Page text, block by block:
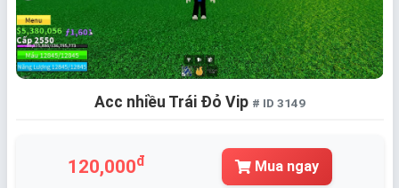
Acc nhiều Trái Đỏ Vip # ID 3149
120,000đ Mua ngay